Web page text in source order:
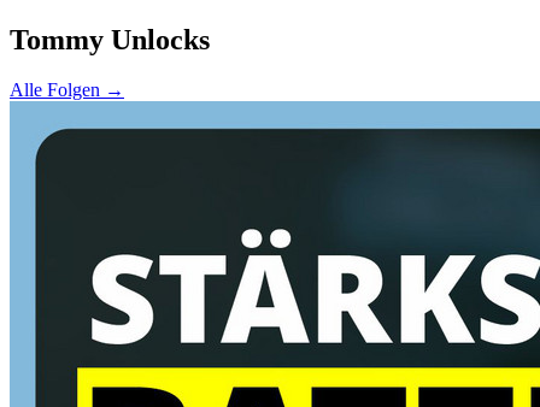
Tommy Unlocks
Alle Folgen →